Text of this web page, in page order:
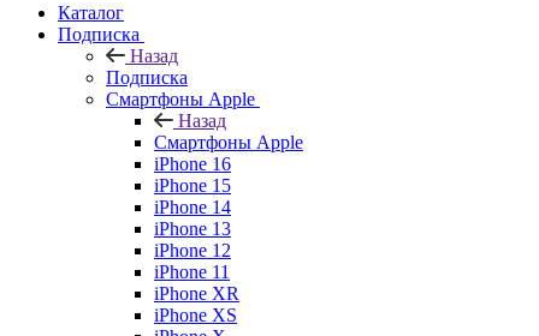
Каталог
Подписка
Назад
Подписка
Смартфоны Apple
Назад
Смартфоны Apple
iPhone 16
iPhone 15
iPhone 14
iPhone 13
iPhone 12
iPhone 11
iPhone XR
iPhone XS